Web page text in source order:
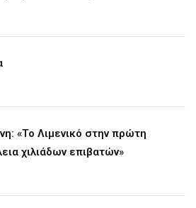
«Το Λιμενικό στην πρώτη
χιλιάδων επιβατών»